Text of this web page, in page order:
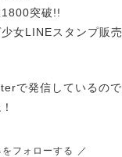
1800突破!!
女LINEスタンプ販売
で発信しているので
をフォローする